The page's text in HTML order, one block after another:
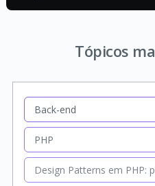
Tópicos
Back-end
PHP
Design Patterns em PHP: